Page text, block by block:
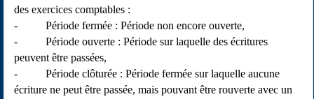
des exercices comptables :
- Période fermée : Période non encore ouverte,
- Période ouverte : Période sur laquelle des écritures
peuvent être passées,
- Période clôturée : Période fermée sur laquelle aucune
écriture ne peut être passée, mais pouvant être rouverte avec un